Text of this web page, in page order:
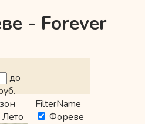
- Forever
до
Лето
FilterName
Фореве